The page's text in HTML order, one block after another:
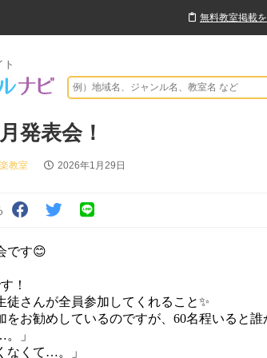
無料教室掲載
発表会！
教室 2026年1月29日
です😊
！
徒さんが全員参加してくれること✨
をお勧めしているのですが、60名程いると誰
」
なくて…。」